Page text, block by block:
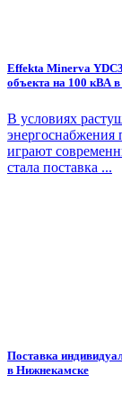
Effekta Minerva
объекта на 100 кВА
В условиях
играют
стала поставка ...
Поставка
в Нижнекамске